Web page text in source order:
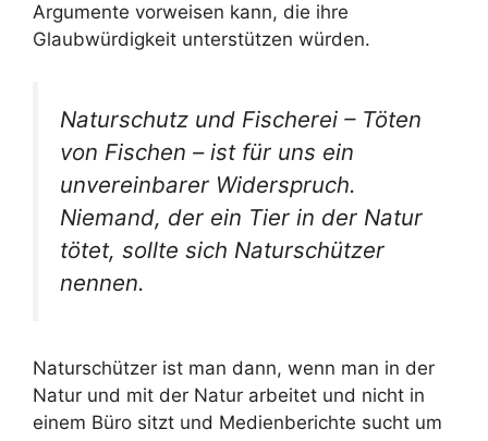
Argumente vorweisen kann, die ihre
Glaubwürdigkeit unterstützen würden.
Naturschutz und Fischerei – Töten
von Fischen – ist für uns ein
unvereinbarer Widerspruch.
Niemand, der ein Tier in der Natur
tötet, sollte sich Naturschützer
nennen.
Naturschützer ist man dann, wenn man in der
Natur und mit der Natur arbeitet und nicht in
einem Büro sitzt und Medienberichte sucht um